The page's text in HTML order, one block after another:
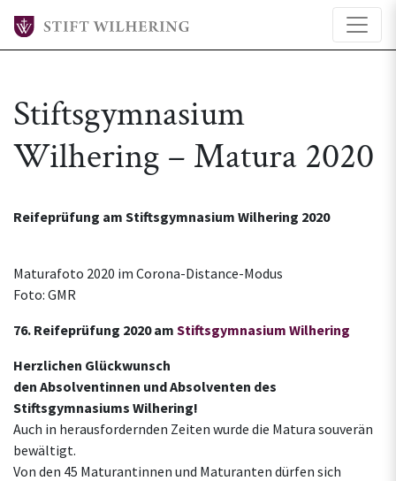
Stiftsgymnasium
Wilhering – Matura 2020
Reifeprüfung am Stiftsgymnasium Wilhering 2020
Maturafoto 2020 im Corona-Distance-Modus
Foto: GMR
76. Reifeprüfung 2020 am Stiftsgymnasium Wilhering
Herzlichen Glückwunsch
den Absolventinnen und Absolventen des
Stiftsgymnasiums Wilhering!
Auch in herausfordernden Zeiten wurde die Matura souverän
bewältigt.
Von den 45 Maturantinnen und Maturanten dürfen sich